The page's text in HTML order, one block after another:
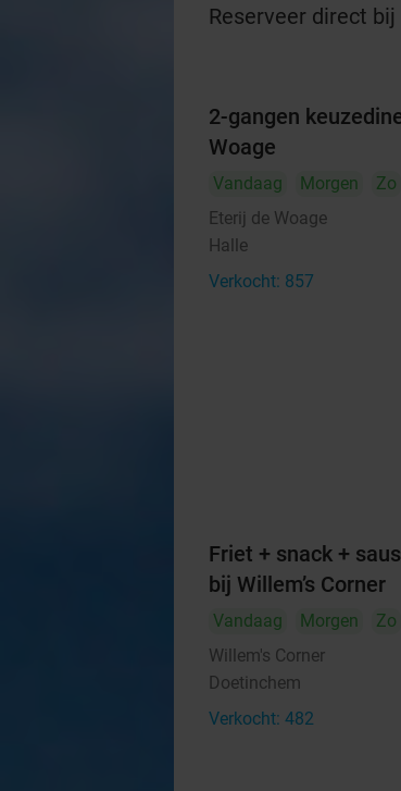
Reserveer direct
2-gangen
Woage
Vandaag Morgen Zo
Eterij de Woage
Halle
Verkocht: 857
Friet + snack +
bij Willem’s Corner
Vandaag Morgen Zo
Willem's Corner
Doetinchem
Verkocht: 482